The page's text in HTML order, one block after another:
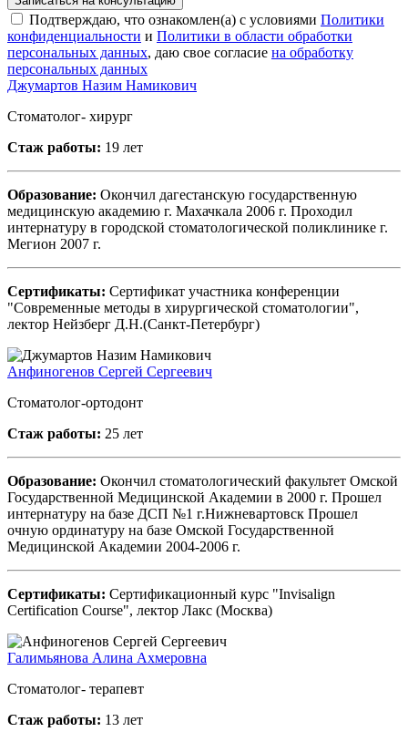
Подтверждаю, что ознакомлен(а) с условиями Политики
конфиденциальности и Политики в области обработки
персональных данных, даю свое согласие на обработку
персональных данных
Джумартов Назим Намикович
Стоматолог- хирург
Стаж работы: 19 лет
Образование: Окончил дагестанскую государственную
медицинскую академию г. Махачкала 2006 г. Проходил
интернатуру в городской стоматологической поликлинике г.
Мегион 2007 г.
Сертификаты: Сертификат участника конференции
"Современные методы в хирургической стоматологии",
лектор Нейзберг Д.Н.(Санкт-Петербург)
Анфиногенов Сергей Сергеевич
Стоматолог-ортодонт
Стаж работы: 25 лет
Образование: Окончил стоматологический факультет Омской
Государственной Медицинской Академии в 2000 г. Прошел
интернатуру на базе ДСП №1 г.Нижневартовск Прошел
очную ординатуру на базе Омской Государственной
Медицинской Академии 2004-2006 г.
Сертификаты: Сертификационный курс "Invisalign
Certification Course", лектор Лакс (Москва)
Галимьянова Алина Ахмеровна
Стоматолог- терапевт
Стаж работы: 13 лет